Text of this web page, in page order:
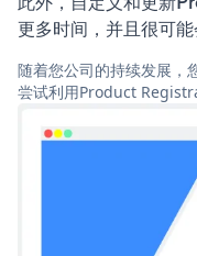
更多时间，并且很可能
随着您公司的持续发展，
尝试利用Product